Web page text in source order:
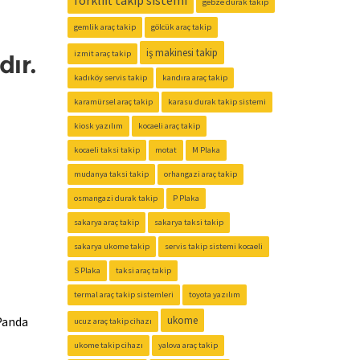
gemlik araç takip gölcük araç takip
izmit araç takip iş makinesi takip
kadıköy servis takip kandıra araç takip
karamürsel araç takip karasu durak takip sistemi
kiosk yazılım kocaeli araç takip
kocaeli taksi takip motat M Plaka
mudanya taksi takip orhangazi araç takip
osmangazi durak takip P Plaka
sakarya araç takip sakarya taksi takip
sakarya ukome takip servis takip sistemi kocaeli
S Plaka taksi araç takip
termal araç takip sistemleri toyota yazılım
ucuz araç takip cihazı ukome
ukome takip cihazı yalova araç takip